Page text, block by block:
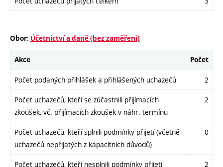
Obor: Účetnictví a daně (bez zaměření)
Akce Počet
Počet podaných přihlášek a přihlášených uchazečů 2
Počet uchazečů, kteří se zúčastnili přijímacích
zkoušek, vč. přijímacích zkoušek v náhr. termínu
2
Počet uchazečů, kteří splnili podmínky přijetí (včetně
uchazečů nepřijatých z kapacitních důvodů)
0
Počet uchazečů, kteří nesplnili podmínky přijetí 2